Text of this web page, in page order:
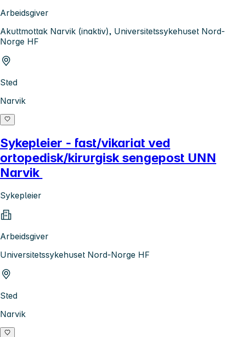
Arbeidsgiver
Akuttmottak Narvik (inaktiv), Universitetssykehuset Nord-
Norge HF
Sted
Narvik
Sykepleier - fast/vikariat ved
ortopedisk/kirurgisk sengepost UNN
Narvik
Sykepleier
Arbeidsgiver
Universitetssykehuset Nord-Norge HF
Sted
Narvik